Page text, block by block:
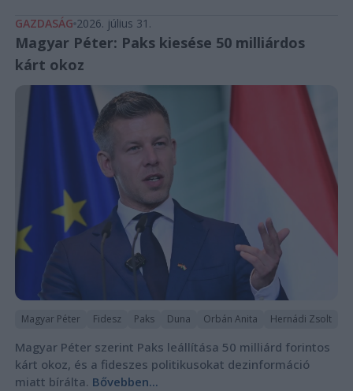
GAZDASÁG 2026. július 31.
Magyar Péter: Paks kiesése 50 milliárdos
kárt okoz
Magyar Péter Fidesz Paks Duna Orbán Anita Hernádi Zsolt
Magyar Péter szerint Paks leállítása 50 milliárd forintos
kárt okoz, és a fideszes politikusokat dezinformáció
miatt bírálta. Bővebben...